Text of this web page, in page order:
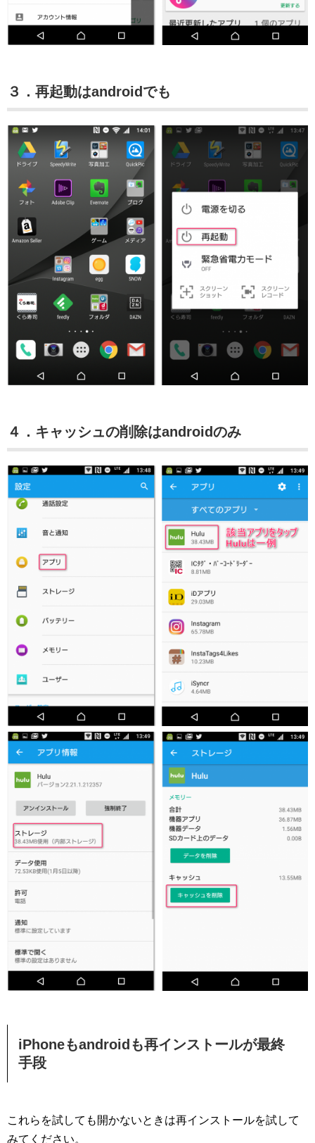
３．再起動はandroidでも
４．キャッシュの削除はandroidのみ
iPhoneもandroidも再インストールが最終
手段
これらを試しても開かないときは再インストールを試して
みてください。